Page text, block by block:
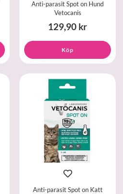
Anti-parasit Spot on Hund
Vetocanis
129,90 kr
Köp
Anti-parasit Spot on Katt